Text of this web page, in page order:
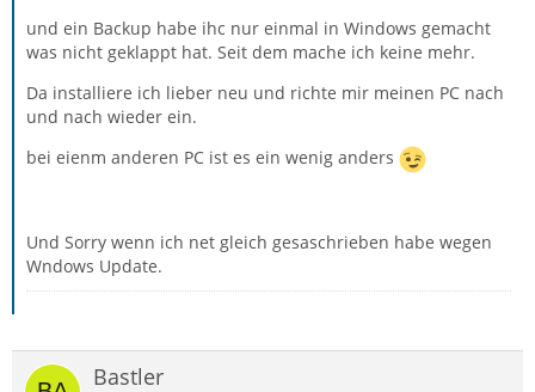
und ein Backup habe ihc nur einmal in Windows gemacht
was nicht geklappt hat. Seit dem mache ich keine mehr.
Da installiere ich lieber neu und richte mir meinen PC nach
und nach wieder ein.
bei eienm anderen PC ist es ein wenig anders
Und Sorry wenn ich net gleich gesaschrieben habe wegen
Wndows Update.
Bastler